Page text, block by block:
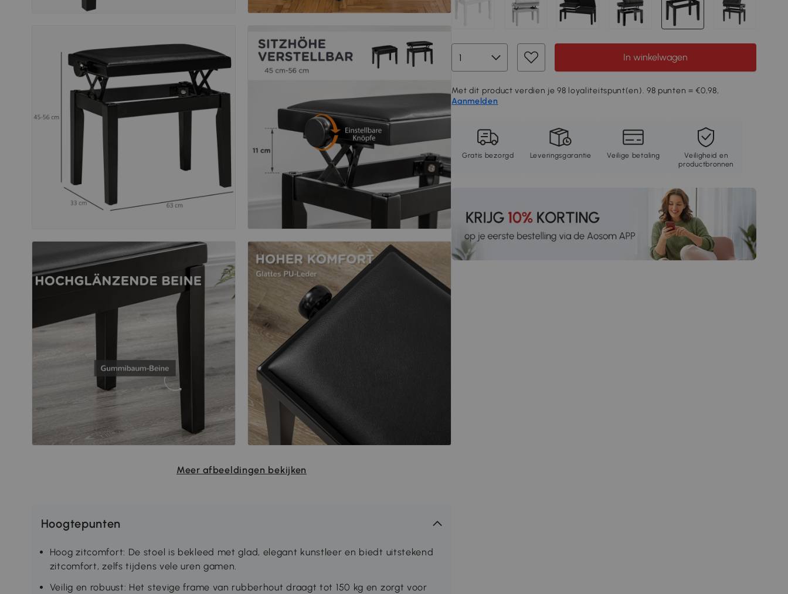
Meer afbeeldingen bekijken
Hoogtepunten
Hoog zitcomfort: De stoel is bekleed met glad, elegant kunstleer en biedt uitstekend
zitcomfort, zelfs tijdens vele uren gamen.
Veilig en robuust: Het stevige frame van rubberhout draagt tot 150 kg en zorgt voor
In winkelwagen
Met dit product verdien je 98 loyaliteitspunt(en). 98 punten = €0,98,
Aanmelden
Gratis bezorgd Leveringsgarantie Veilige betaling
Veiligheid en
productbronnen